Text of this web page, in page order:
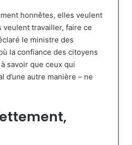
honnêtes, elles veulent
travailler, faire ce
le ministre des
la confiance des citoyens
savoir que ceux qui
autre manière – ne